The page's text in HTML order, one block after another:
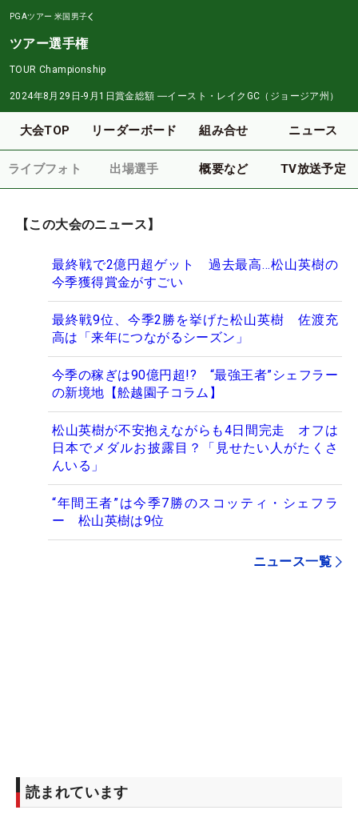
PGAツアー 米国男子
ツアー選手権
TOUR Championship
2024年8月29日-9月1日賞金総額 ―イースト・レイクGC（ジョージア州）
大会TOP リーダーボード 組み合せ ニュース
ライブフォト 出場選手 概要など TV放送予定
【この大会のニュース】
最終戦で2億円超ゲット 過去最高…松山英樹の
今季獲得賞金がすごい
最終戦9位、今季2勝を挙げた松山英樹 佐渡充
高は「来年につながるシーズン」
今季の稼ぎは90億円超!? “最強王者”シェフラー
の新境地【舩越園子コラム】
松山英樹が不安抱えながらも4日間完走 オフは
日本でメダルお披露目？「見せたい人がたくさ
んいる」
“年間王者”は今季7勝のスコッティ・シェフラ
ー 松山英樹は9位
ニュース一覧
読まれています